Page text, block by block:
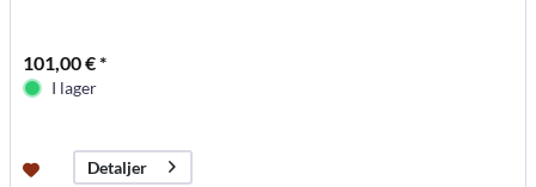
101,00 € *
I lager
Detaljer